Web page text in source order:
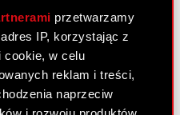
przetwarzamy
IP, korzystając z
cookie, w celu
reklam i treści,
naprzeciw